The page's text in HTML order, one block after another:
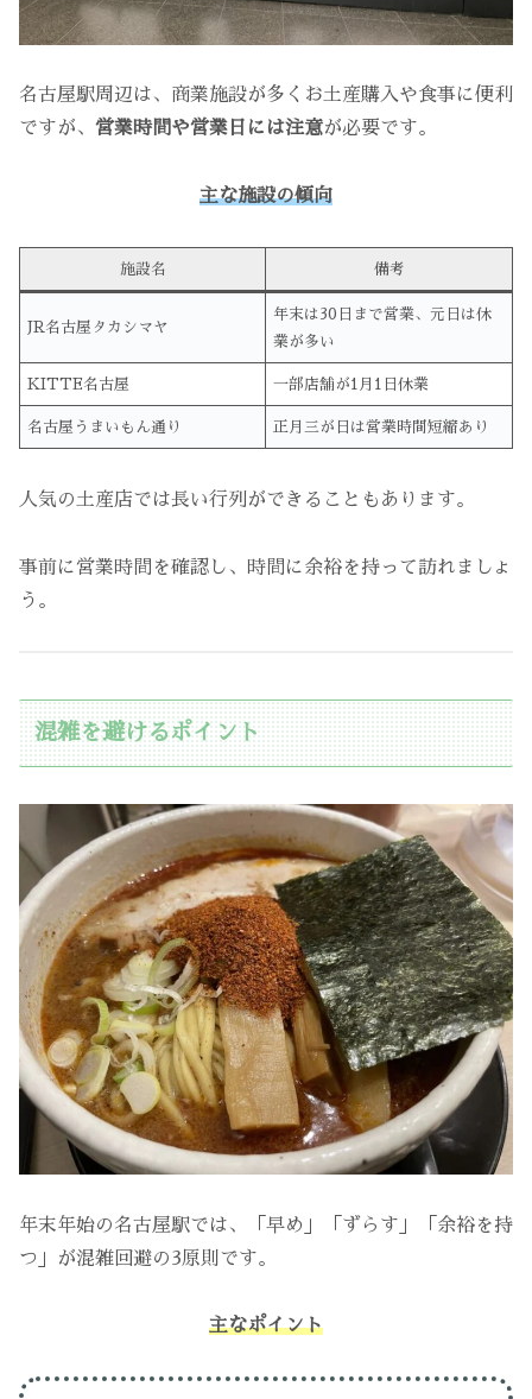
名古屋駅周辺は、商業施設が多くお土産購入や食事に便利
ですが、 営業時間や営業日には注意が必要です。
主な施設の傾向
施設名 備考
JR名古屋タカシマヤ
年末は30日まで営業、元日は休
業が多い
KITTE名古屋 一部店舗が1月1日休業
名古屋うまいもん通り 正月三が日は営業時間短縮あり
人気の土産店では長い行列ができることもあります。
事前に営業時間を確認し、時間に余裕を持って訪れましょ
う。
混雑を避けるポイント
年末年始の名古屋駅では、「早め」「ずらす」「余裕を持
つ」が混雑回避の3原則です。
主なポイント